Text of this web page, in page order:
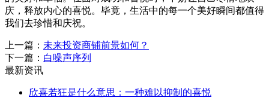
庆，释放内心的喜悦。毕竟，生活中的每一个美好瞬间都值得
我们去珍惜和庆祝。
上一篇： 未来投资商铺前景如何？
下一篇： 白噪声序列
最新资讯
欣喜若狂是什么意思：一种难以抑制的喜悦